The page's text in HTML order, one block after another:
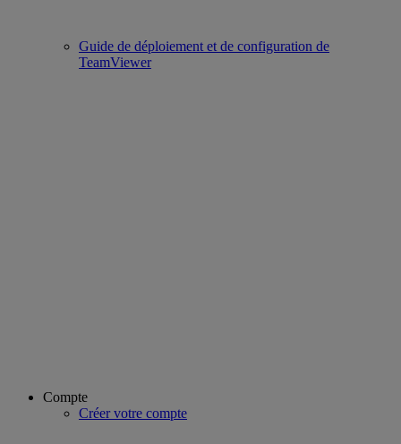
Guide de déploiement et de configuration de
TeamViewer
Compte
Créer votre compte